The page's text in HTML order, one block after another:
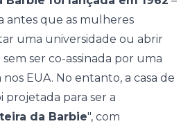
antes que as mulheres
uma universidade ou abrir
ser co-assinada por uma
EUA. No entanto, a casa de
projetada para ser a
da Barbie", com